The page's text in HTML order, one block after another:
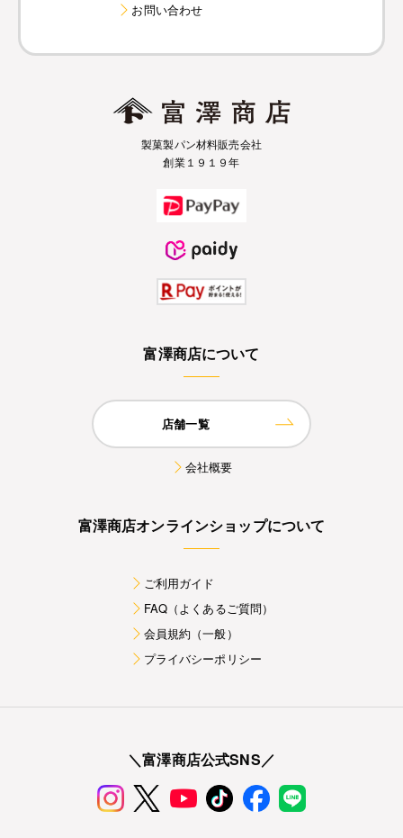
お問い合わせ
製菓製パン材料販売会社
創業１９１９年
富澤商店について
店舗一覧
会社概要
富澤商店オンラインショップについて
ご利用ガイド
FAQ（よくあるご質問）
会員規約（一般）
プライバシーポリシー
＼富澤商店公式SNS／